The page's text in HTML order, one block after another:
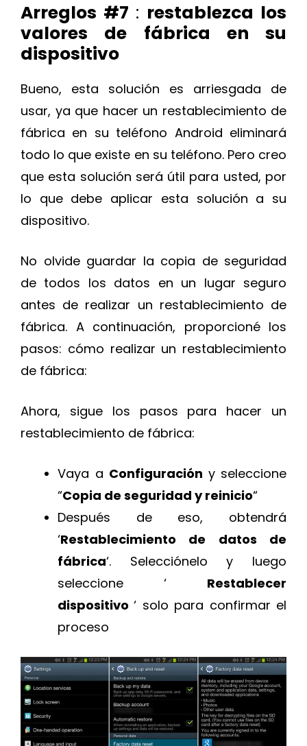
Arreglos #7 : restablezca los
valores de fábrica en su
dispositivo
Bueno, esta solución es arriesgada de
usar, ya que hacer un restablecimiento de
fábrica en su teléfono Android eliminará
todo lo que existe en su teléfono. Pero creo
que esta solución será útil para usted, por
lo que debe aplicar esta solución a su
dispositivo.
No olvide guardar la copia de seguridad
de todos los datos en un lugar seguro
antes de realizar un restablecimiento de
fábrica. A continuación, proporcioné los
pasos: cómo realizar un restablecimiento
de fábrica:
Ahora, sigue los pasos para hacer un
restablecimiento de fábrica:
Vaya a Configuración y seleccione
“Copia de seguridad y reinicio“
Después de eso, obtendrá
‘Restablecimiento de datos de
fábrica‘. Selecciónelo y luego
seleccione ‘ Restablecer
dispositivo‘ solo para confirmar el
proceso